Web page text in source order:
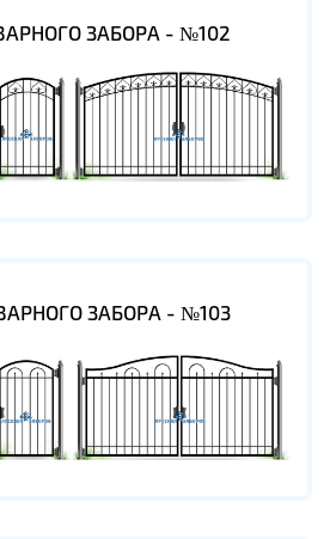
ЗАБОРА - №102
ЗАБОРА - №103